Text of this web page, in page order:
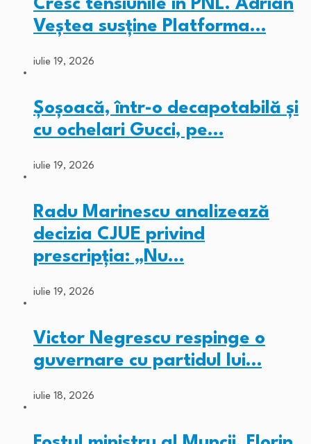
Cresc tensiunile în PNL. Adrian
Veștea susține Platforma…
iulie 19, 2026
Șoșoacă, într-o decapotabilă și
cu ochelari Gucci, pe…
iulie 19, 2026
Radu Marinescu analizează
decizia CJUE privind
prescripția: „Nu…
iulie 19, 2026
Victor Negrescu respinge o
guvernare cu partidul lui…
iulie 18, 2026